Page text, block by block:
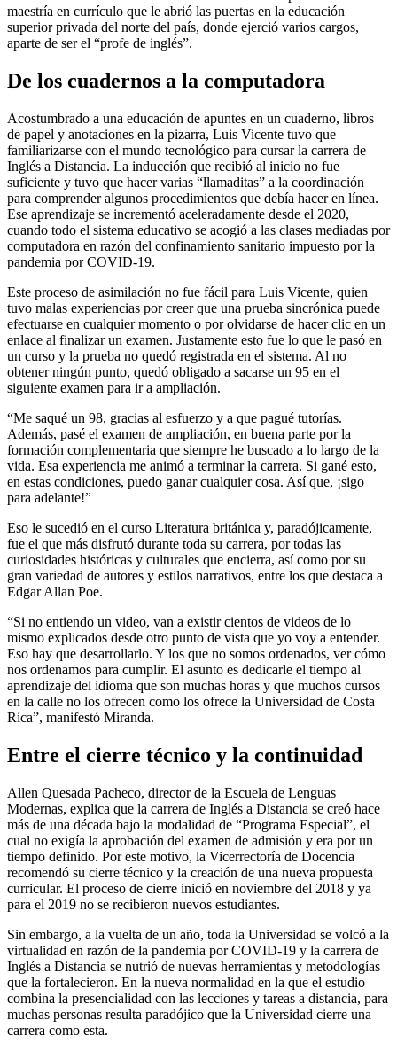
maestría en currículo que le abrió las puertas en la educación
superior privada del norte del país, donde ejerció varios cargos,
aparte de ser el “profe de inglés”.
De los cuadernos a la computadora
Acostumbrado a una educación de apuntes en un cuaderno, libros
de papel y anotaciones en la pizarra, Luis Vicente tuvo que
familiarizarse con el mundo tecnológico para cursar la carrera de
Inglés a Distancia. La inducción que recibió al inicio no fue
suficiente y tuvo que hacer varias “llamaditas” a la coordinación
para comprender algunos procedimientos que debía hacer en línea.
Ese aprendizaje se incrementó aceleradamente desde el 2020,
cuando todo el sistema educativo se acogió a las clases mediadas por
computadora en razón del confinamiento sanitario impuesto por la
pandemia por COVID-19.
Este proceso de asimilación no fue fácil para Luis Vicente, quien
tuvo malas experiencias por creer que una prueba sincrónica puede
efectuarse en cualquier momento o por olvidarse de hacer clic en un
enlace al finalizar un examen. Justamente esto fue lo que le pasó en
un curso y la prueba no quedó registrada en el sistema. Al no
obtener ningún punto, quedó obligado a sacarse un 95 en el
siguiente examen para ir a ampliación.
“Me saqué un 98, gracias al esfuerzo y a que pagué tutorías.
Además, pasé el examen de ampliación, en buena parte por la
formación complementaria que siempre he buscado a lo largo de la
vida. Esa experiencia me animó a terminar la carrera. Si gané esto,
en estas condiciones, puedo ganar cualquier cosa. Así que, ¡sigo
para adelante!”
Eso le sucedió en el curso Literatura británica y, paradójicamente,
fue el que más disfrutó durante toda su carrera, por todas las
curiosidades históricas y culturales que encierra, así como por su
gran variedad de autores y estilos narrativos, entre los que destaca a
Edgar Allan Poe.
“Si no entiendo un video, van a existir cientos de videos de lo
mismo explicados desde otro punto de vista que yo voy a entender.
Eso hay que desarrollarlo. Y los que no somos ordenados, ver cómo
nos ordenamos para cumplir. El asunto es dedicarle el tiempo al
aprendizaje del idioma que son muchas horas y que muchos cursos
en la calle no los ofrecen como los ofrece la Universidad de Costa
Rica”, manifestó Miranda.
Entre el cierre técnico y la continuidad
Allen Quesada Pacheco, director de la Escuela de Lenguas
Modernas, explica que la carrera de Inglés a Distancia se creó hace
más de una década bajo la modalidad de “Programa Especial”, el
cual no exigía la aprobación del examen de admisión y era por un
tiempo definido. Por este motivo, la Vicerrectoría de Docencia
recomendó su cierre técnico y la creación de una nueva propuesta
curricular. El proceso de cierre inició en noviembre del 2018 y ya
para el 2019 no se recibieron nuevos estudiantes.
Sin embargo, a la vuelta de un año, toda la Universidad se volcó a la
virtualidad en razón de la pandemia por COVID-19 y la carrera de
Inglés a Distancia se nutrió de nuevas herramientas y metodologías
que la fortalecieron. En la nueva normalidad en la que el estudio
combina la presencialidad con las lecciones y tareas a distancia, para
muchas personas resulta paradójico que la Universidad cierre una
carrera como esta.